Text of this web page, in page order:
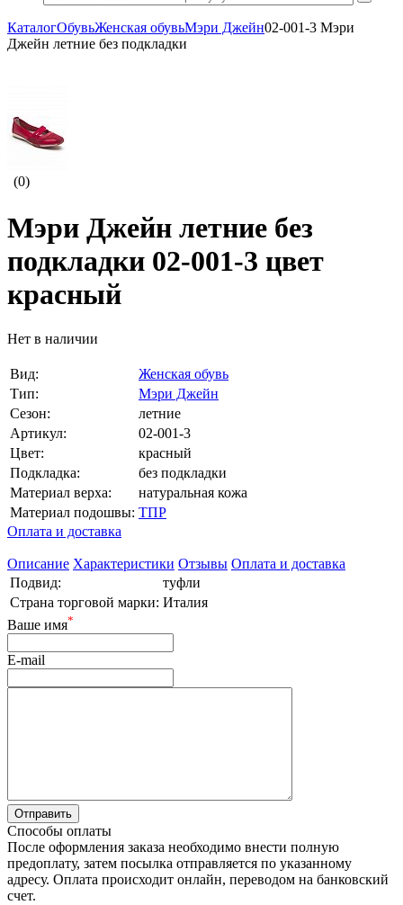
КаталогОбувьЖенская обувьМэри Джейн02-001-3 Мэри
Джейн летние без подкладки
(0)
Мэри Джейн летние без
подкладки 02-001-3 цвет
красный
Нет в наличии
Вид:
Женская обувь
Тип:
Мэри Джейн
Сезон:
летние
Артикул:
02-001-3
Цвет:
красный
Подкладка:
без подкладки
Материал верха:
натуральная кожа
Материал подошвы: ТПР
Оплата и доставка
Описание Характеристики Отзывы Оплата и доставка
Подвид:
туфли
Страна торговой марки: Италия
Ваше имя*
E-mail
Способы оплаты
После оформления заказа необходимо внести полную
предоплату, затем посылка отправляется по указанному
адресу. Оплата происходит онлайн, переводом на банковский
счет.